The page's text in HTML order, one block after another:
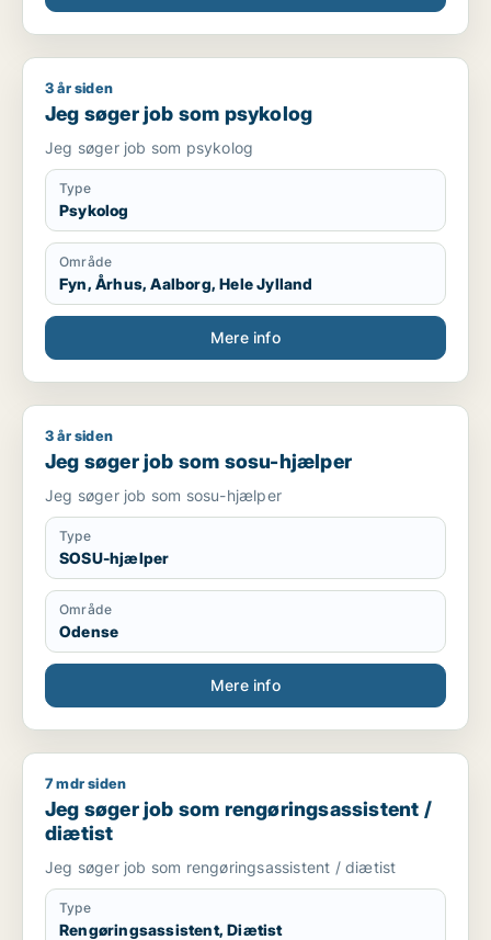
Jeg søger job som psykolog
3 år siden
Jeg søger job som psykolog
Jeg søger job som psykolog
Type
Psykolog
Område
Fyn, Århus, Aalborg, Hele Jylland
Mere info
Jeg søger job som sosu-hjælper
3 år siden
Jeg søger job som sosu-hjælper
Jeg søger job som sosu-hjælper
Type
SOSU-hjælper
Område
Odense
Mere info
Jeg søger job som rengøringsassistent / diætist
7 mdr siden
Jeg søger job som rengøringsassistent /
diætist
Jeg søger job som rengøringsassistent / diætist
Type
Rengøringsassistent, Diætist